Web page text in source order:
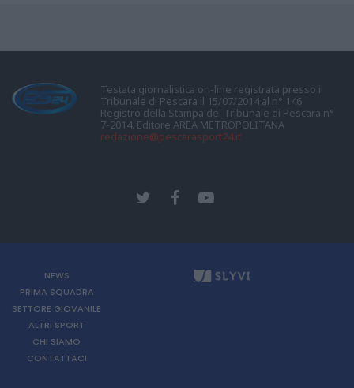
Testata giornalistica on-line registrata presso il
Tribunale di Pescara il 15/07/2014 al n° 146
Registro della Stampa del Tribunale di Pescara n°
7-2014. Editore AREA METROPOLITANA
redazione@pescarasport24.it
NEWS
PRIMA SQUADRA
SETTORE GIOVANILE
ALTRI SPORT
CHI SIAMO
CONTATTACI